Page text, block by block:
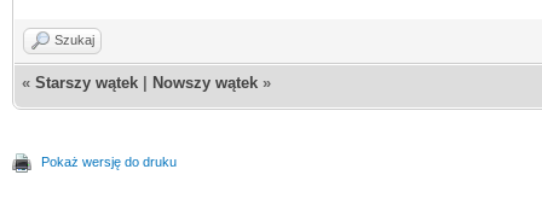
Szukaj
« Starszy wątek Nowszy wątek »
Pokaż wersję do druku